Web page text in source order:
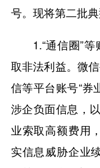
号。现将第二批
1.“通信圈”
取非法利益。微
信等平台账号“券
涉企负面信息，
业索取高额费用
实信息威胁企业